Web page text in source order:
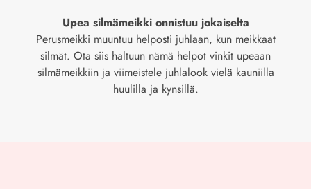
Upea silmämeikki onnistuu jokaiselta
Perusmeikki muuntuu helposti juhlaan, kun meikkaat
silmät. Ota siis haltuun nämä helpot vinkit upeaan
silmämeikkiin ja viimeistele juhlalook vielä kauniilla
huulilla ja kynsillä.